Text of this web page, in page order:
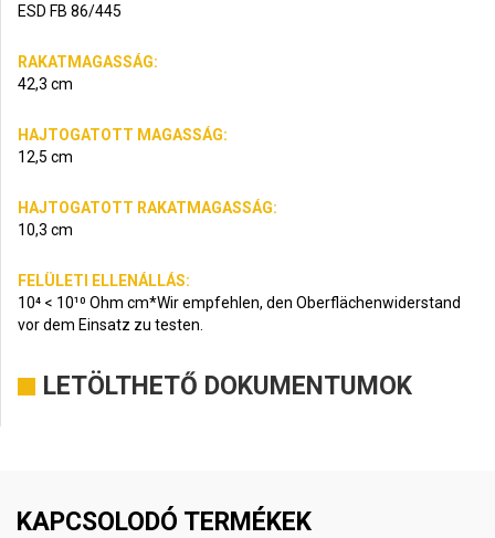
ESD FB 86/445
RAKATMAGASSÁG:
42,3 cm
HAJTOGATOTT MAGASSÁG:
12,5 cm
HAJTOGATOTT RAKATMAGASSÁG:
10,3 cm
FELÜLETI ELLENÁLLÁS:
10⁴ < 10¹⁰ Ohm cm*Wir empfehlen, den Oberflächenwiderstand
vor dem Einsatz zu testen.
LETÖLTHETŐ DOKUMENTUMOK
KAPCSOLODÓ TERMÉKEK